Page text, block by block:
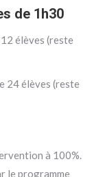
de 1h30
élèves (reste
24 élèves (reste
à 100%.
le programme